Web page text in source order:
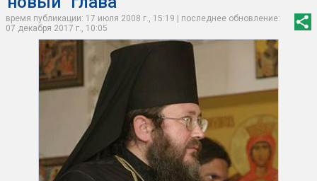
время публикации: 17 июля 2008 г., 15:19 | последнее обновление:
07 декабря 2017 г., 10:05